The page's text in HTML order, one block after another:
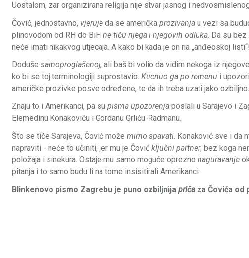
Uostalom, zar organizirana religija nije stvar jasnog i
Čović, jednostavno, vjeruje da se američka prozivanja u vezi sa
plinovodom od RH do BiH ne tiču njega i njegovih odluka. Da su
neće imati nikakvog utjecaja. A kako bi kada je on na „anđeoskoj
Doduše samoproglašenoj, ali baš bi volio da vidim nekoga iz
ko bi se toj terminologiji suprostavio. Kucnuo ga po remenu i
američke prozivke posve određene, te da ih treba uzati jako ozbiljno.
Znaju to i Amerikanci, pa su pisma upozorenja poslali u Sarajevo i
Elemedinu Konakoviću i Gordanu Grliću-Radmanu.
Što se tiče Sarajeva, Čović može mirno spavati. Konaković sve i da
napraviti - neće to učiniti, jer mu je Čović ključni partner, bez koga
položaja i sinekura. Ostaje mu samo moguće oprezno naguravanje
pitanja i to samo budu li na tome insisitirali Amerikanci.
Blinkenovo pismo Zagrebu je puno ozbiljnija priča za Čovića od